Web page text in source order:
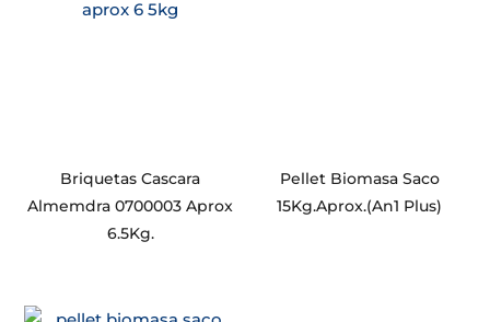
Briquetas Cascara
Almemdra 0700003 Aprox
6.5Kg.
Pellet Biomasa Saco
15Kg.Aprox.(An1 Plus)